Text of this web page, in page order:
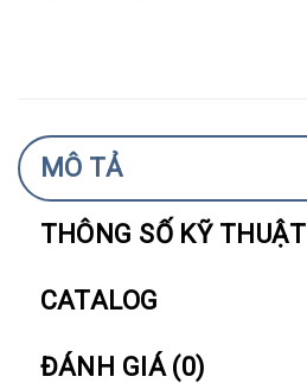
MÔ TẢ
THÔNG SỐ KỸ THUẬT
CATALOG
ĐÁNH GIÁ (0)